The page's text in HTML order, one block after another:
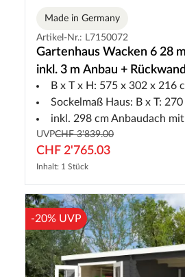
Made in Germany
Artikel-Nr.: L7150072
Gartenhaus Wacken 6 28
inkl. 3 m Anbau + Rückwand
B x T x H: 575 x 302 x 216
Sockelmaß Haus: B x T:
inkl. 298 cm Anbaudach
UVPCHF 3'839.00
CHF 2'765.03
Inhalt: 1 Stück
-20% UVP